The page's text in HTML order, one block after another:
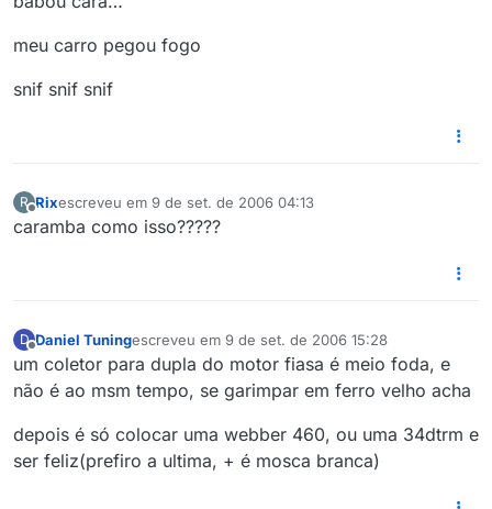
meu carro pegou fogo
snif snif snif
R
Offline
Rixescreveu em 9 de set. de 2006 04:13
última edição por
caramba como isso?????
D
Offline
Daniel Tuningescreveu em 9 de set. de 2006 15:28
última edição por
um coletor para dupla do motor fiasa é meio foda, e
não é ao msm tempo, se garimpar em ferro velho acha
depois é só colocar uma webber 460, ou uma 34dtrm e
ser feliz(prefiro a ultima, + é mosca branca)